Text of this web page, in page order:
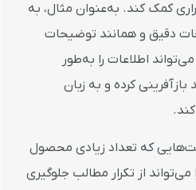
کمک کند. به‌عنوان مثال، به
دقیق و همانند توضیحات
اطلاعات را به‌طور
کرده و به زبان
که تعداد زیادی محصول
از تکرار مطالب جلوگیری